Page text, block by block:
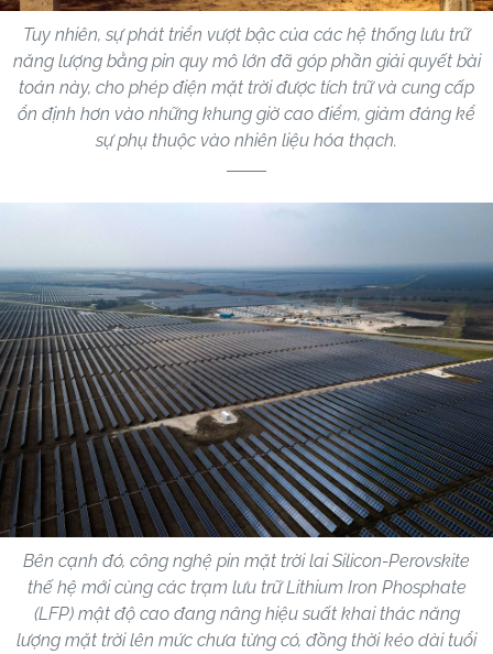
Tuy nhiên, sự phát triển vượt bậc của các hệ thống lưu trữ
năng lượng bằng pin quy mô lớn đã góp phần giải quyết bài
toán này, cho phép điện mặt trời được tích trữ và cung cấp
ổn định hơn vào những khung giờ cao điểm, giảm đáng kể
sự phụ thuộc vào nhiên liệu hóa thạch.
Bên cạnh đó, công nghệ pin mặt trời lai Silicon-Perovskite
thế hệ mới cùng các trạm lưu trữ Lithium Iron Phosphate
(LFP) mật độ cao đang nâng hiệu suất khai thác năng
lượng mặt trời lên mức chưa từng có, đồng thời kéo dài tuổi